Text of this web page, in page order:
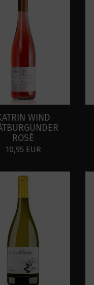
WIND
ROSÉ
10,95 EUR